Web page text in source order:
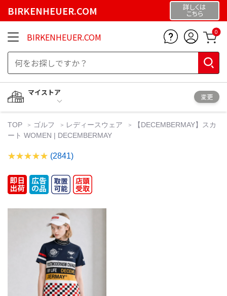
BIRKENHEUER.COM 詳しくは
こちら
BIRKENHEUER.COM 0
マイストア
変更
TOP ゴルフ レディースウェア
【DECEMBERMAY】スカ
ート WOMEN | DECEMBERMAY
(2841)